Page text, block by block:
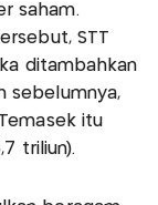
saham.
STT
ditambahkan
sebelumnya,
itu
triliun).